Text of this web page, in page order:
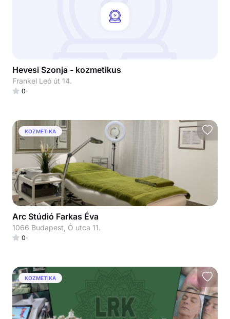
Hevesi Szonja - kozmetikus
Frankel Leó út 14.
0
KOZMETIKA
Arc Stúdió Farkas Éva
1066 Budapest, Ó utca 11.
0
KOZMETIKA